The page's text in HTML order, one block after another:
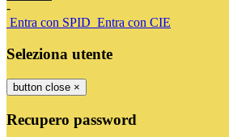
-
Entra con SPID Entra con CIE
Seleziona utente
button close ×
Recupero password